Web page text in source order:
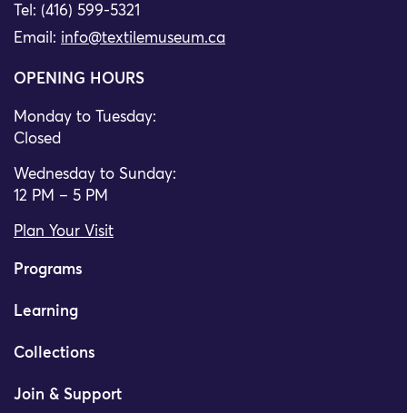
Tel: (416) 599-5321
Email: info@textilemuseum.ca
OPENING HOURS
Monday to Tuesday:
Closed
Wednesday to Sunday:
12 PM – 5 PM
Plan Your Visit
Programs
Learning
Collections
Join & Support